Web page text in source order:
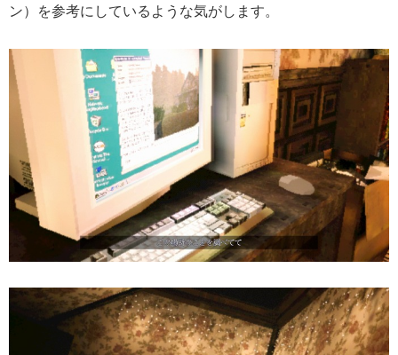
ン）を参考にしているような気がします。